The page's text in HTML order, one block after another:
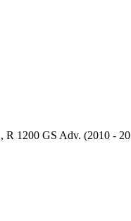
1200 GS Adv. (2010 -